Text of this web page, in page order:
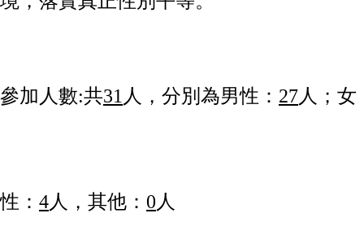
參加人數:共31 人，分別為男性： 27人；女
性： 4人，其他： 0 人